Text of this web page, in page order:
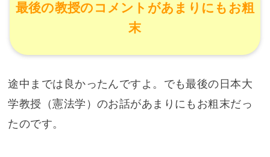
最後の教授のコメントがあまりにもお粗
末
途中までは良かったんですよ。でも最後の日本大
学教授（憲法学）のお話があまりにもお粗末だっ
たのです。